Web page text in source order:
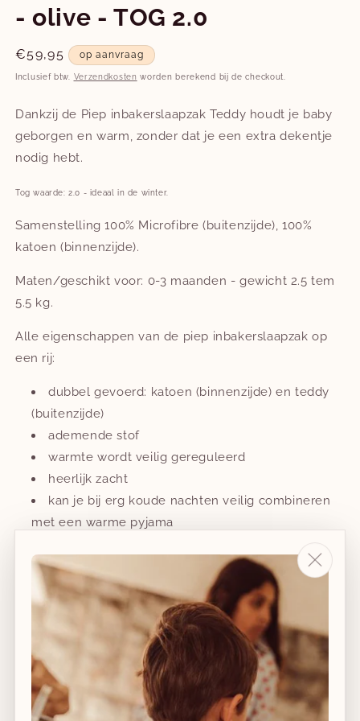
- olive - TOG 2.0
Normale
prijs
€59,95 op aanvraag
Inclusief btw. Verzendkosten worden berekend bij de checkout.
Dankzij de Piep inbakerslaapzak Teddy houdt je baby
geborgen en warm, zonder dat je een extra dekentje
nodig hebt.
Tog waarde: 2.0 - ideaal in de winter.
Samenstelling 100% Microfibre (buitenzijde), 100%
katoen (binnenzijde).
Maten/geschikt voor: 0-3 maanden - gewicht 2.5 tem
5.5 kg.
Alle eigenschappen van de piep inbakerslaapzak op
een rij:
dubbel gevoerd: katoen (binnenzijde) en teddy
(buitenzijde)
ademende stof
warmte wordt veilig gereguleerd
heerlijk zacht
kan je bij erg koude nachten veilig combineren
met een warme pyjama
TOG staat voor Thermal Overall Grade en geeft de
isolatiewaarde van textiel aan. Hoe hoger de TOG, hoe
groter de isolatie, en vice versa. Door de TOG-waarde
op elk Puckababy-label te vermelden, willen we
ouders helpen de juiste slaapkleding voor elke
temperatuur te kiezen.
Maar niemand kent je baby beter dan jij. Gebruik TOG-waarden als een veilige